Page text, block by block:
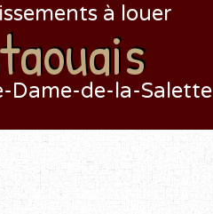
à louer
Dame-de-la-Salette